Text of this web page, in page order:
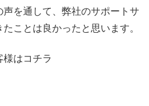
を通して、弊社のサポートサ
ことは良かったと思います。
様はコチラ